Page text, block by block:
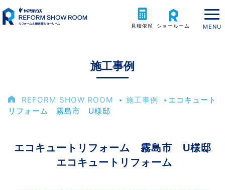
見積依頼 ショールーム
施工事例
REFORM SHOW ROOM ‣ 施工事例 ‣ エコキュート
リフォーム 霧島市 U様邸
エコキュートリフォーム 霧島市 U様邸
エコキュートリフォーム